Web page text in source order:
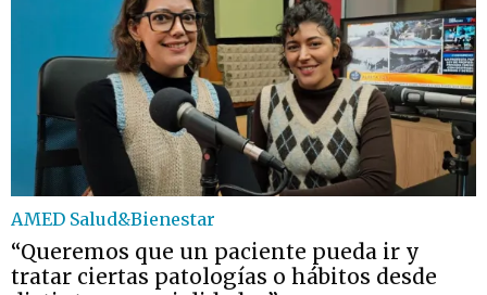
AMED Salud&Bienestar
“Queremos que un paciente pueda ir y
tratar ciertas patologías o hábitos desde